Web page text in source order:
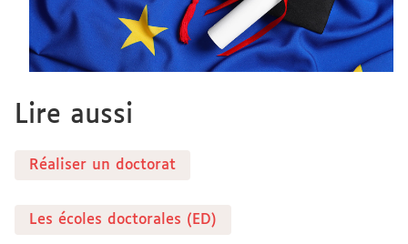
Lire aussi
Réaliser un doctorat
Les écoles doctorales (ED)